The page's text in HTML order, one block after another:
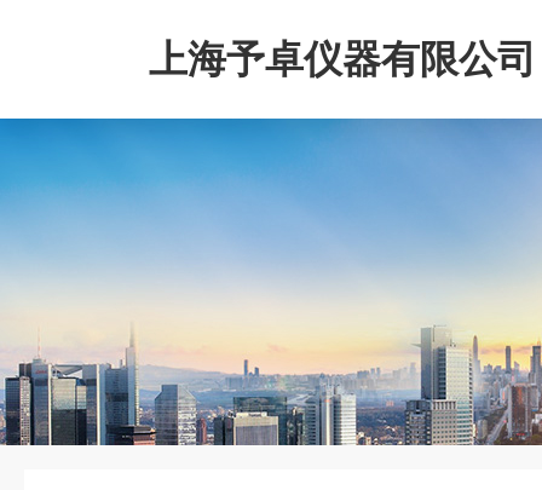
上海予卓仪器有限公司